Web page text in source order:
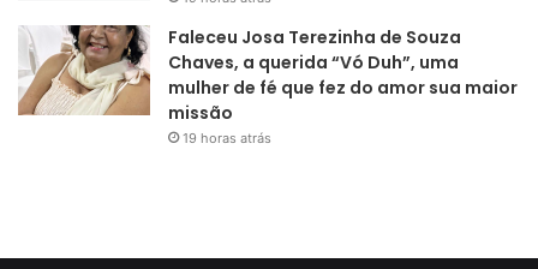
Faleceu Josa Terezinha de Souza
Chaves, a querida “Vó Duh”, uma
mulher de fé que fez do amor sua maior
missão
19 horas atrás